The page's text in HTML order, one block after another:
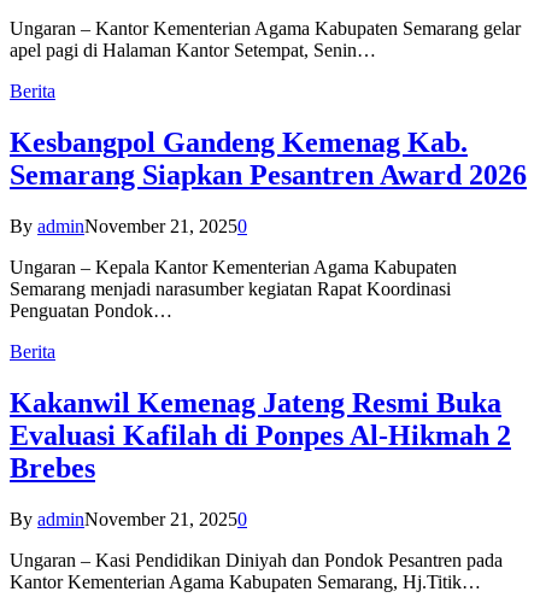
Ungaran – Kantor Kementerian Agama Kabupaten Semarang gelar
apel pagi di Halaman Kantor Setempat, Senin…
Berita
Kesbangpol Gandeng Kemenag Kab.
Semarang Siapkan Pesantren Award 2026
By adminNovember 21, 20250
Ungaran – Kepala Kantor Kementerian Agama Kabupaten
Semarang menjadi narasumber kegiatan Rapat Koordinasi
Penguatan Pondok…
Berita
Kakanwil Kemenag Jateng Resmi Buka
Evaluasi Kafilah di Ponpes Al-Hikmah 2
Brebes
By adminNovember 21, 20250
Ungaran – Kasi Pendidikan Diniyah dan Pondok Pesantren pada
Kantor Kementerian Agama Kabupaten Semarang, Hj.Titik…